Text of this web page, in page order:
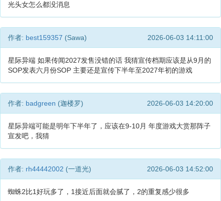
光头女怎么都没消息
作者: best159357 (Sawa) 2026-06-03 14:11:00
星际异端 如果传闻2027发售没错的话 我猜宣传档期应该是从9月的
SOP发表六月份SOP 主要还是宣传下半年至2027年初的游戏
作者: badgreen (迦楼罗) 2026-06-03 14:20:00
星际异端可能是明年下半年了，应该在9-10月 年度游戏大赏那阵子
宣发吧，我猜
作者: rh44442002 (一道光) 2026-06-03 14:52:00
蜘蛛2比1好玩多了，1接近后面就会腻了，2的重复感少很多